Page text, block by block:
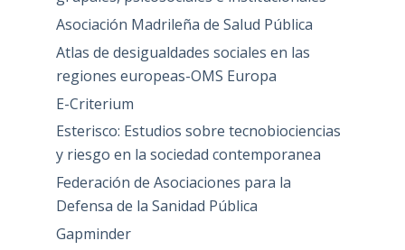
Asociación Madrileña de Salud Pública
Atlas de desigualdades sociales en las
regiones europeas-OMS Europa
E-Criterium
Esterisco: Estudios sobre tecnobiociencias
y riesgo en la sociedad contemporanea
Federación de Asociaciones para la
Defensa de la Sanidad Pública
Gapminder